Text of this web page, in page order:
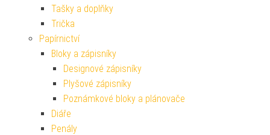
Tašky a doplňky
Trička
Papírnictví
Bloky a zápisníky
Designové zápisníky
Plyšové zápisníky
Poznámkové bloky a plánovače
Diáře
Penály